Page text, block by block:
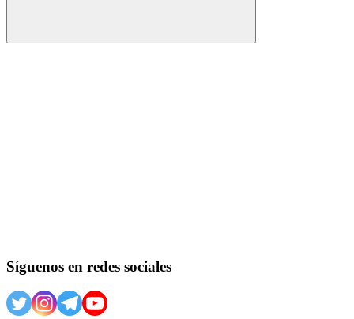
Buscar
Síguenos en redes sociales